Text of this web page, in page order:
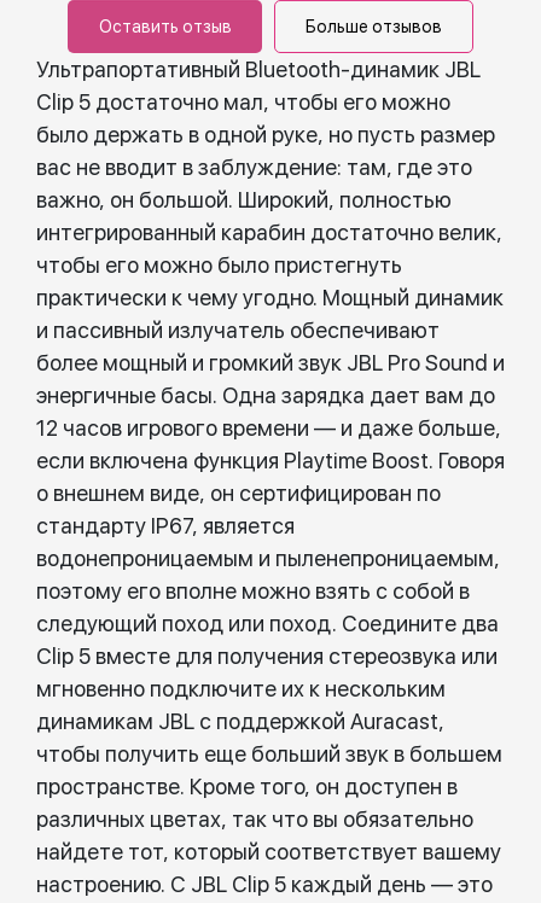
Оставить отзыв Больше отзывов
Ультрапортативный Bluetooth-динамик JBL
Clip 5 достаточно мал, чтобы его можно
было держать в одной руке, но пусть размер
вас не вводит в заблуждение: там, где это
важно, он большой. Широкий, полностью
интегрированный карабин достаточно велик,
чтобы его можно было пристегнуть
практически к чему угодно. Мощный динамик
и пассивный излучатель обеспечивают
более мощный и громкий звук JBL Pro Sound и
энергичные басы. Одна зарядка дает вам до
12 часов игрового времени — и даже больше,
если включена функция Playtime Boost. Говоря
о внешнем виде, он сертифицирован по
стандарту IP67, является
водонепроницаемым и пыленепроницаемым,
поэтому его вполне можно взять с собой в
следующий поход или поход. Соедините два
Clip 5 вместе для получения стереозвука или
мгновенно подключите их к нескольким
динамикам JBL с поддержкой Auracast,
чтобы получить еще больший звук в большем
пространстве. Кроме того, он доступен в
различных цветах, так что вы обязательно
найдете тот, который соответствует вашему
настроению. С JBL Clip 5 каждый день — это